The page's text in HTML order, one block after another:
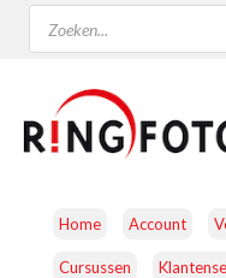
Producten
zoeken
Home Account
Cursussen